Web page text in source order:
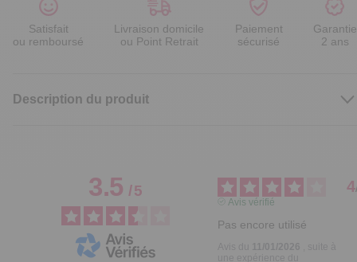
Satisfait
ou remboursé
Livraison domicile
ou Point Retrait
Paiement
sécurisé
Garantie
2 ans
Description du produit
3.5/5 4
Avis vérifié
Pas encore utilisé